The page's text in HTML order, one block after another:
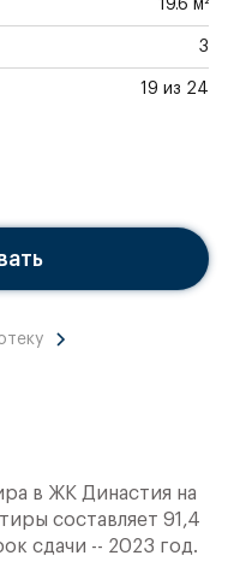
19.6 м²
3
19 из 24
в ЖК Династия на
составляет 91,4
сдачи -- 2023 год.